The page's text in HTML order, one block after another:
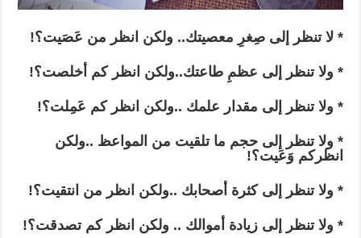
* لا تنظر إلى صِغرِ معصيتك.. ولكن انظر من عَصَيت؟!
* ولا تنظر إلى عظمِ طاعتك..ولكن انظر كم أخلصت؟!
* ولا تنظر إلى مقدار علمك ..ولكن انظر كم عَمِلت؟!
* ولا تنظر إلى حجم ما تلقيت من المواعظ ..ولكن
انظركم وَعَيت؟!
* ولا تنظر إلى كثرة أصحابك ..ولكن انظر من انتقيت؟!
* ولا تنظر إلى زيادة أموالك .. ولكن انظر كم تصدقت؟!